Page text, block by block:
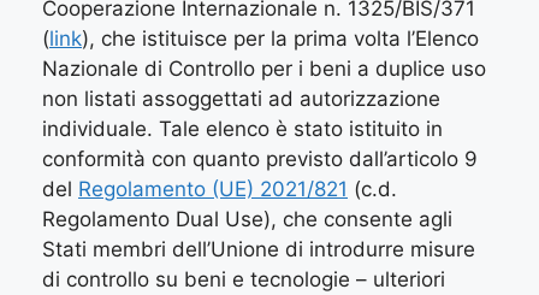
Cooperazione Internazionale n. 1325/BIS/371
(link), che istituisce per la prima volta l’Elenco
Nazionale di Controllo per i beni a duplice uso
non listati assoggettati ad autorizzazione
individuale. Tale elenco è stato istituito in
conformità con quanto previsto dall’articolo 9
del Regolamento (UE) 2021/821 (c.d.
Regolamento Dual Use), che consente agli
Stati membri dell’Unione di introdurre misure
di controllo su beni e tecnologie – ulteriori